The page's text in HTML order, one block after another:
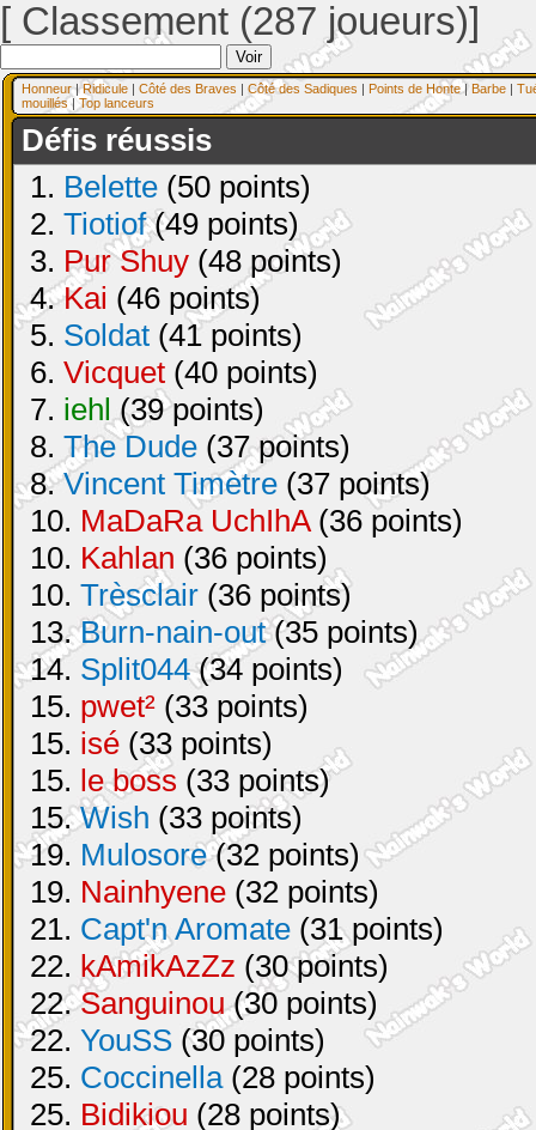
[ Classement (287 joueurs)]
Honneur|Ridicule | Côté des Braves | Côté des Sadiques | Points de Honte| Barbe |
mouillés| Top lanceurs
Défis réussis
1. Belette (50 points)
2. Tiotiof(49 points)
3. Pur Shuy (48 points)
4.Kai (46 points)
5. Soldat (41 points)
6. Vicquet (40 points)
7. iehl(39 points)
8. The Dude (37 points)
8.Vincent Timètre (37 points)
10. MaDaRa UchIhA(36 points)
10. Kahlan (36 points)
10. Trèsclair (36 points)
13.Burn-nain-out(35 points)
14. Split044(34 points)
15. pwet² (33 points)
15. isé (33 points)
15. le boss (33 points)
15.Wish (33 points)
19. Mulosore(32 points)
19. Nainhyene (32 points)
21. Capt'n Aromate (31 points)
22. kAmikAzZz (30 points)
22.Sanguinou(30 points)
22. YouSS (30 points)
25. Coccinella(28 points)
25. Bidikiou (28 points)